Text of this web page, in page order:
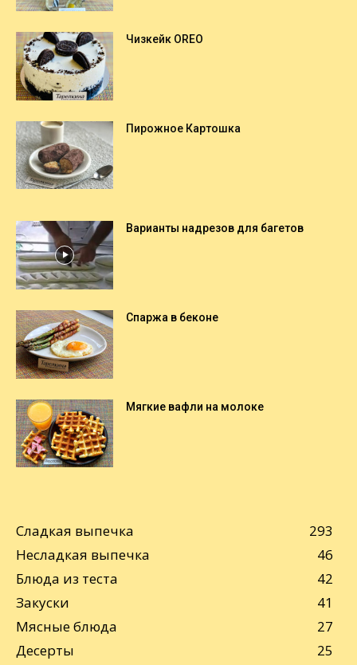
Чизкейк OREO
Пирожное Картошка
Варианты надрезов для багетов
Спаржа в беконе
Мягкие вафли на молоке
Сладкая выпечка
293
Несладкая выпечка
46
Блюда из теста
42
Закуски
41
Мясные блюда
27
Десерты
25